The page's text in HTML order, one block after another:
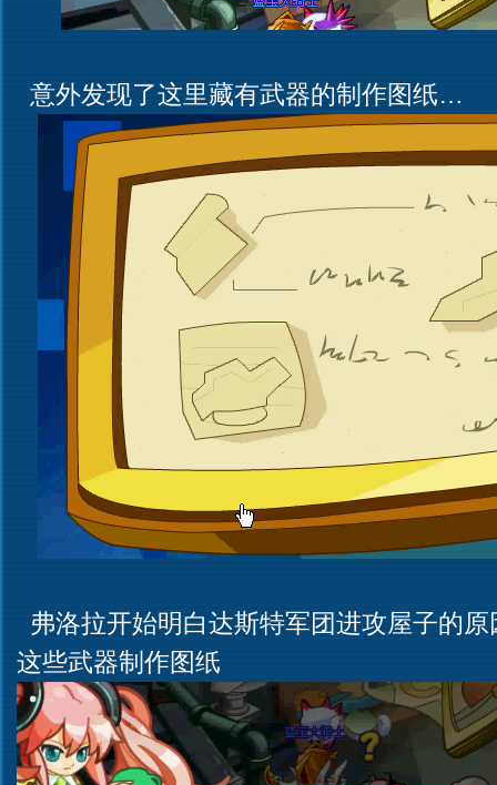
意外发现了这里藏有武器的制作图纸…
弗洛拉开始明白达斯特军团进攻屋子的
这些武器制作图纸